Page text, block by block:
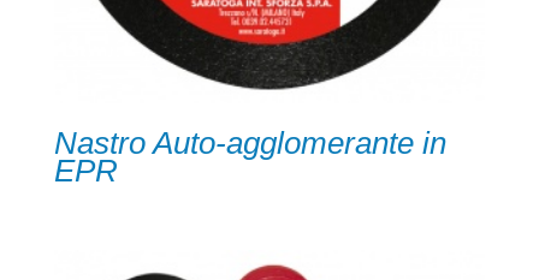
Nastro Auto-agglomerante in
EPR